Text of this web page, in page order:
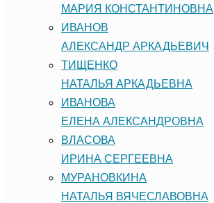
МАРИЯ КОНСТАНТИНОВНА
ИВАНОВ
АЛЕКСАНДР АРКАДЬЕВИЧ
ТИЩЕНКО
НАТАЛЬЯ АРКАДЬЕВНА
ИВАНОВА
ЕЛЕНА АЛЕКСАНДРОВНА
ВЛАСОВА
ИРИНА СЕРГЕЕВНА
МУРАНОВКИНА
НАТАЛЬЯ ВЯЧЕСЛАВОВНА